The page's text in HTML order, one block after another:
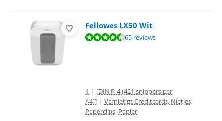
Fellowes LX50 Wit
Beoordeling is 8,8 van de 10, gebaseerd op 65 reviews.
65 reviews
1 | [DIN P-4 (421 snippers per
A4)] | Vernietigt Creditcards, Nietjes,
Paperclips, Papier